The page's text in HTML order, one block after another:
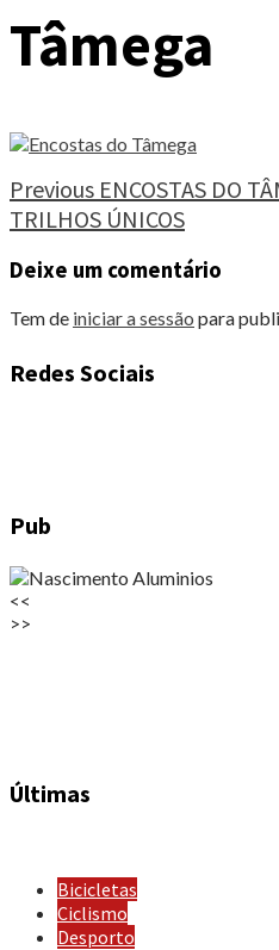
Tâmega
Continue
Reading
Previous ENCOSTAS DO
TRILHOS ÚNICOS
Deixe um comentário
Tem de iniciar a sessão para
Redes Sociais
Pub
<<
>>
Últimas
Bicicletas
Ciclismo
Desporto